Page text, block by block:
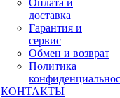
Оплата и
доставка
Гарантия и
сервис
Обмен и возврат
Политика
КОНТАКТЫ